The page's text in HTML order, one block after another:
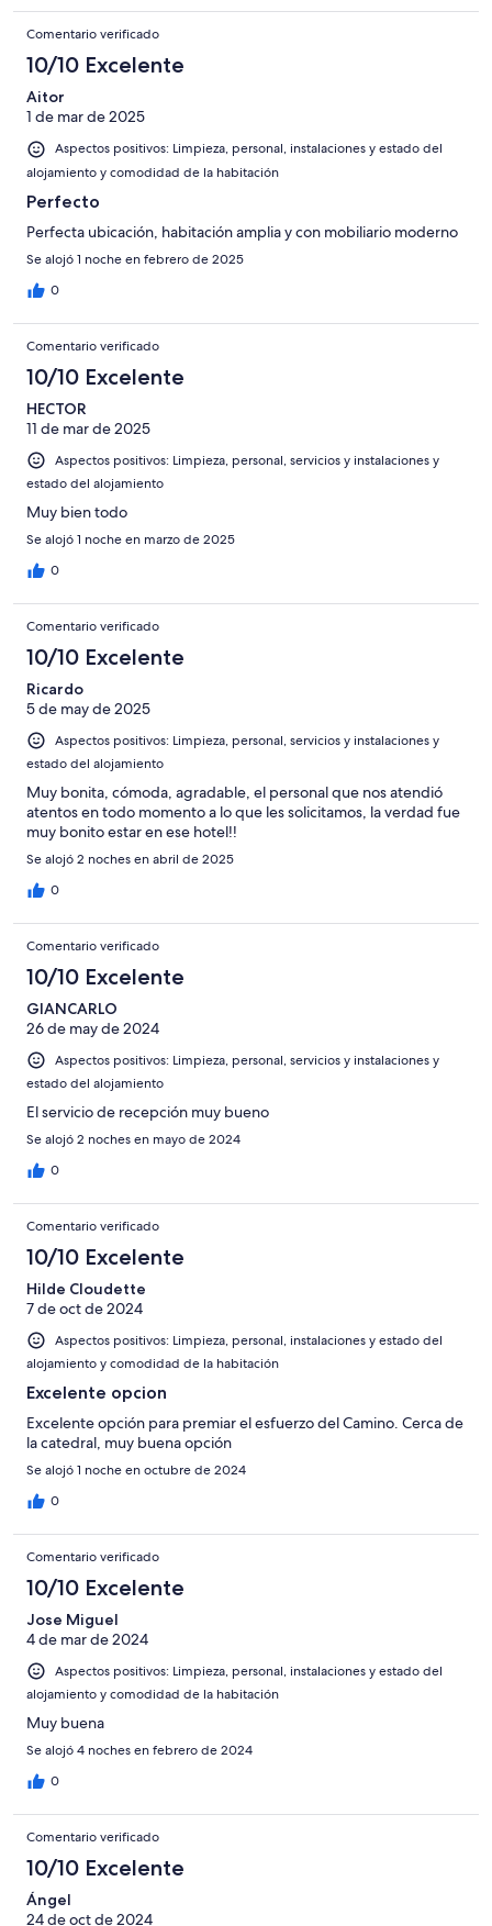
Comentario verificado
10/10 Excelente
Aitor
1 de mar de 2025
Aspectos positivos: Limpieza, personal, instalaciones y estado del
alojamiento y comodidad de la habitación
Perfecto
Perfecta ubicación, habitación amplia y con mobiliario moderno
Se alojó 1 noche en febrero de 2025
0
Comentario verificado
10/10 Excelente
HECTOR
11 de mar de 2025
Aspectos positivos: Limpieza, personal, servicios y instalaciones y
estado del alojamiento
Muy bien todo
Se alojó 1 noche en marzo de 2025
0
Comentario verificado
10/10 Excelente
Ricardo
5 de may de 2025
Aspectos positivos: Limpieza, personal, servicios y instalaciones y
estado del alojamiento
Muy bonita, cómoda, agradable, el personal que nos atendió
atentos en todo momento a lo que les solicitamos, la verdad fue
muy bonito estar en ese hotel!!
Se alojó 2 noches en abril de 2025
0
Comentario verificado
10/10 Excelente
GIANCARLO
26 de may de 2024
Aspectos positivos: Limpieza, personal, servicios y instalaciones y
estado del alojamiento
El servicio de recepción muy bueno
Se alojó 2 noches en mayo de 2024
0
Comentario verificado
10/10 Excelente
Hilde Cloudette
7 de oct de 2024
Aspectos positivos: Limpieza, personal, instalaciones y estado del
alojamiento y comodidad de la habitación
Excelente opcion
Excelente opción para premiar el esfuerzo del Camino. Cerca de
la catedral, muy buena opción
Se alojó 1 noche en octubre de 2024
0
Comentario verificado
10/10 Excelente
Jose Miguel
4 de mar de 2024
Aspectos positivos: Limpieza, personal, instalaciones y estado del
alojamiento y comodidad de la habitación
Muy buena
Se alojó 4 noches en febrero de 2024
0
Comentario verificado
10/10 Excelente
Ángel
24 de oct de 2024